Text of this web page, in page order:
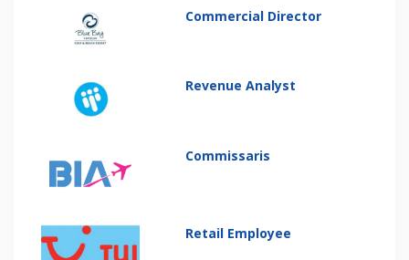
Commercial Director
Revenue Analyst
Commissaris
Retail Employee